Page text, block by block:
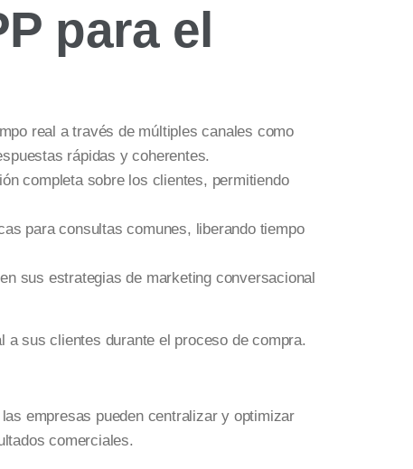
para el
real a través de múltiples canales como
rápidas y coherentes.
completa sobre los clientes, permitiendo
para consultas comunes, liberando tiempo
sus estrategias de marketing conversacional
a sus clientes durante el proceso de compra.
empresas pueden centralizar y optimizar
comerciales.